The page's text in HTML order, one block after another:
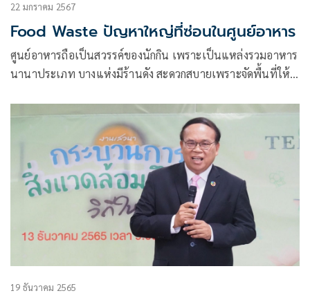
22 มกราคม 2567
Food Waste ปัญหาใหญ่ที่ซ่อนในศูนย์อาหาร
ศูนย์อาหารถือเป็นสวรรค์ของนักกิน เพราะเป็นแหล่งรวมอาหาร
นานาประเภท บางแห่งมีร้านดัง สะดวกสบายเพราะจัดพื้นที่ให้
ราคาสบายกระเป๋า ทำให้เป็นแหล่งรวมร้านอาหารและผู้บริโภค
19 ธันวาคม 2565